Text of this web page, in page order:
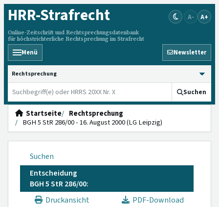
HRR-Strafrecht
Online-Zeitschrift und Rechtsprechungsdatenbank
für höchstrichterliche Rechtsprechung im Strafrecht
A- A+
Menü Newsletter
HRRS durchsuchen
Suchen
Startseite
Rechtsprechung
BGH 5 StR 286/00 - 16. August 2000 (LG Leipzig)
Suchen
Entscheidung
BGH 5 StR 286/00:
Druckansicht
PDF-Download